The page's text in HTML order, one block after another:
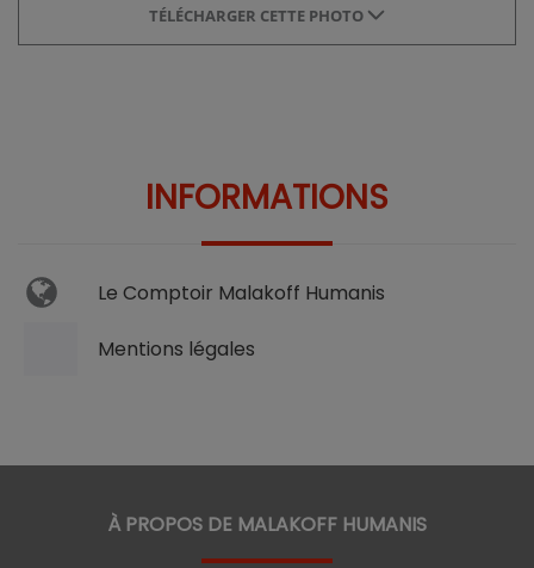
TÉLÉCHARGER CETTE PHOTO
INFORMATIONS
Le Comptoir Malakoff Humanis
Mentions légales
À PROPOS DE MALAKOFF HUMANIS